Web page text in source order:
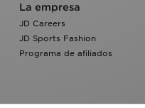
La empresa
JD Careers
JD Sports Fashion
Programa de afiliados